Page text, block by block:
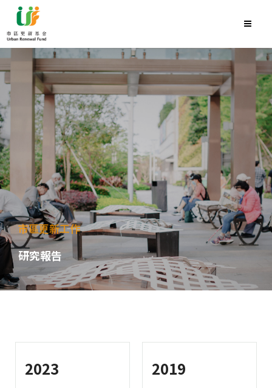
市區更新工作
研究報告
2023
2019